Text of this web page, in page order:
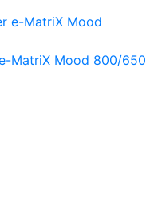
MatriX Mood 800/650